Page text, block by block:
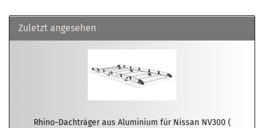
Zuletzt angesehen
Rhino-Dachträger aus Aluminium für Nissan NV300 (